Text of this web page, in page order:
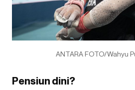
ANTARA FOTO/Wahyu
Pensiun dini?